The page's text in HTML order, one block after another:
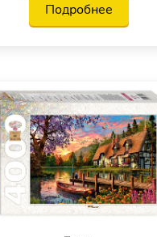
Подробнее